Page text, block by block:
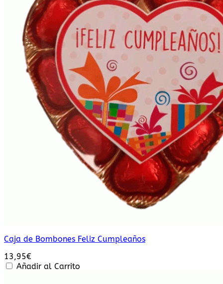
Caja de Bombones Feliz Cumpleaños
13,95€
Añadir al Carrito